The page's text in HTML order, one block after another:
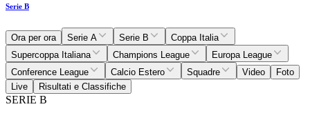
Serie B
Ora per ora Serie A Serie B
Coppa Italia
Supercoppa Italiana
Champions League
Europa League
Conference League
Calcio Estero Squadre Video
Foto
Live
Risultati e Classifiche
SERIE B